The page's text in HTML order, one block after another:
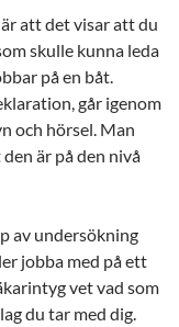
att det visar att du
skulle kunna leda
på en båt.
går igenom
och hörsel. Man
är på den nivå
av undersökning
jobba med på ett
vet vad som
du tar med dig.